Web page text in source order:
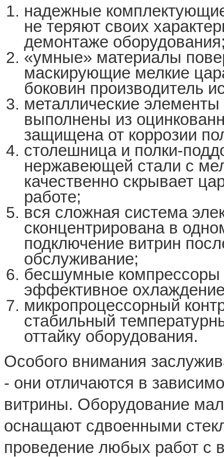
надежные
не теряют своих
демонтаже
«умные» материалы
маскирующие мелкие
боковин производитель
металлические
выполнены из
защищена от коррозии
столешница и полки-
нержавеющей стали с
качественно скрывает
работе;
вся сложная система
сконцентрирована в
подключение витрин
обслуживание;
бесшумные компрессоры
эффективное
микропроцессорный
стабильный
оттайку оборудования.
Особого внимания
- они отличаются в
витрины. Оборудование
оснащают сдвоенными
проведение любых работ с